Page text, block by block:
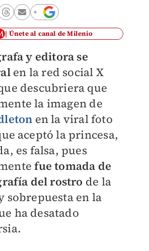
Únete al canal de Milenio
y editora se
en la red social X
descubriera que
la imagen de
en la viral foto
aceptó la princesa,
es falsa, pues
fue tomada de
del rostro de la
sobrepuesta en la
ha desatado